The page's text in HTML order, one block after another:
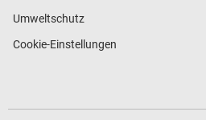
Umweltschutz
Cookie-Einstellungen